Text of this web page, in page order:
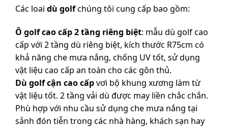
Các loai dù golfchúng tôi cung cấp bao gồm:
Ô golf cao cấp 2 tầng riêng biệt: mẫu dù golf cao
cấp với 2 tầng dù riêng biệt, kích thước R75cm có
khả năng che mưa nắng, chống UV tốt, sử dụng
vật liệu cao cấp an toàn cho các gôn thủ.
Dù golf cận cao cấpvơi bộ khung xương làm từ
vật liệu tốt. 2 tầng vải dù được may liền chắc chắn.
Phù hợp với nhu cầu sử dụng che mưa nắng tại
sảnh đón tiễn trong các nhà hàng, khách sạn hay